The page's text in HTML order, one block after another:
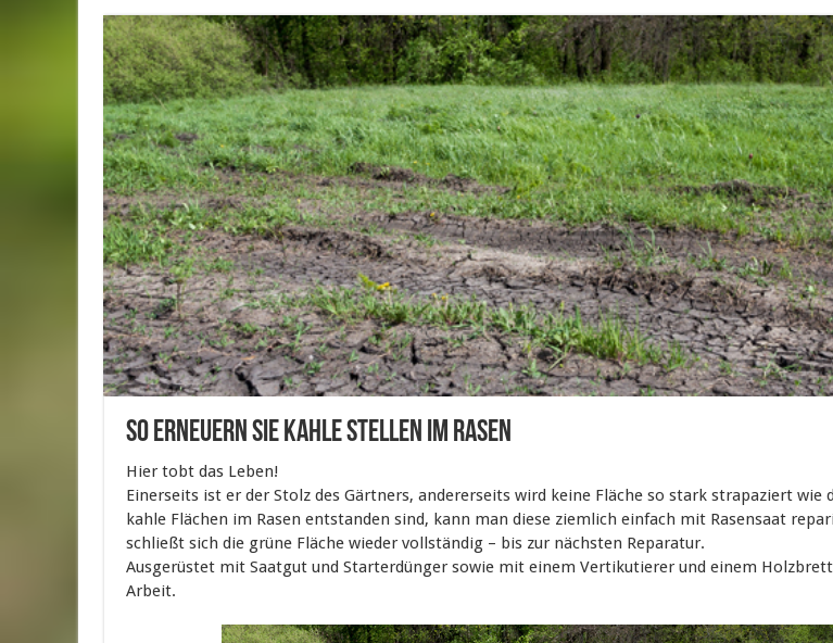
So erneuern Sie kahle Stellen im Rasen
Hier tobt das Leben!
Einerseits ist er der Stolz des Gärtners, andererseits wird keine Fläche so stark strapaziert wie
kahle Flächen im Rasen entstanden sind, kann man diese ziemlich einfach mit Rasensaat
schließt sich die grüne Fläche wieder vollständig – bis zur nächsten Reparatur.
Ausgerüstet mit Saatgut und Starterdünger sowie mit einem Vertikutierer und einem
Arbeit.